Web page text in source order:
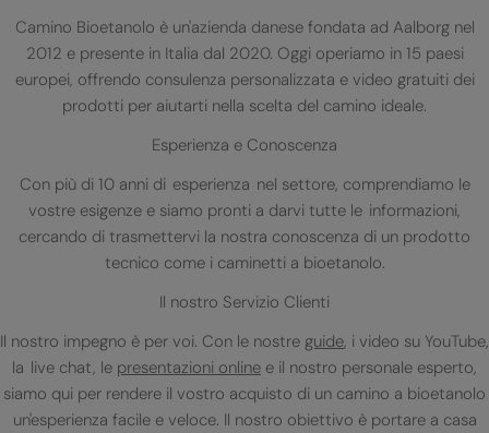
Camino Bioetanolo è un'azienda danese fondata ad Aalborg nel
2012 e presente in Italia dal 2020. Oggi operiamo in 15 paesi
europei, offrendo consulenza personalizzata e video gratuiti dei
prodotti per aiutarti nella scelta del camino ideale.
Esperienza e Conoscenza
Con più di 10 anni di esperienza nel settore, comprendiamo le
vostre esigenze e siamo pronti a darvi tutte le informazioni,
cercando di trasmettervi la nostra conoscenza di un prodotto
tecnico come i caminetti a bioetanolo.
Il nostro Servizio Clienti
Il nostro impegno è per voi. Con le nostre guide, i video su YouTube,
la live chat, le presentazioni online e il nostro personale esperto,
siamo qui per rendere il vostro acquisto di un camino a bioetanolo
un'esperienza facile e veloce. Il nostro obiettivo è portare a casa